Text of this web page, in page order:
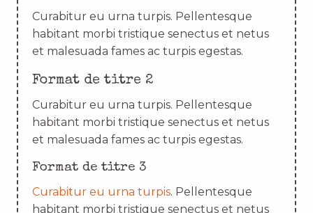
Curabitur eu urna turpis. Pellentesque
habitant morbi tristique senectus et netus
et malesuada fames ac turpis egestas.
Format de titre 2
Curabitur eu urna turpis. Pellentesque
habitant morbi tristique senectus et netus
et malesuada fames ac turpis egestas.
Format de titre 3
Curabitur eu urna turpis. Pellentesque
habitant morbi tristique senectus et netus